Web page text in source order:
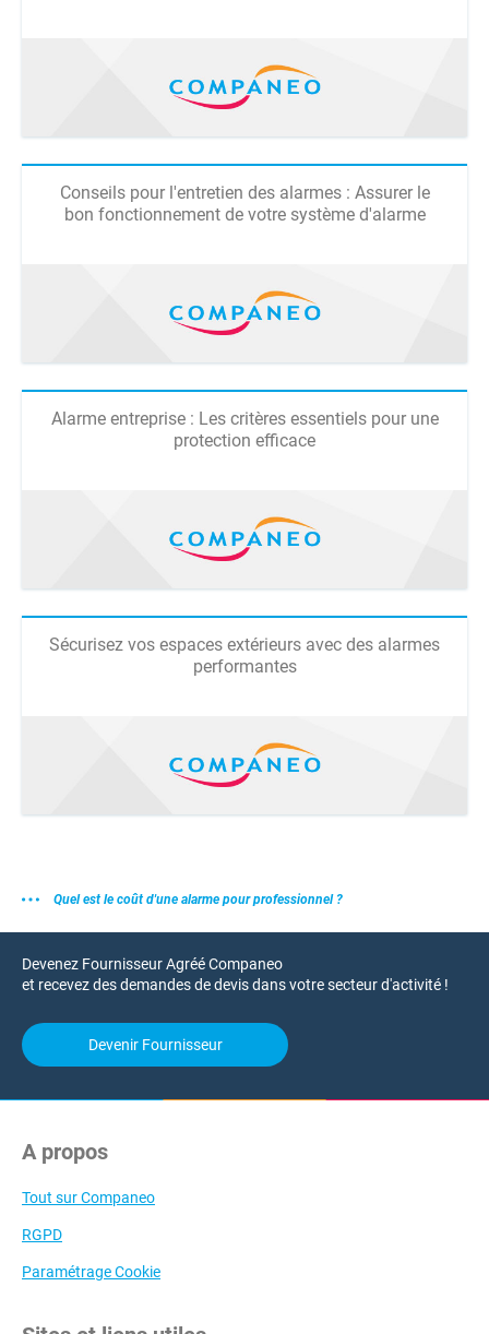
Conseils pour l'entretien des alarmes : Assurer le
bon fonctionnement de votre système d'alarme
Alarme entreprise : Les critères essentiels pour une
protection efficace
Sécurisez vos espaces extérieurs avec des alarmes
performantes
Quel est le coût d'une alarme pour professionnel ?
Devenez Fournisseur Agréé Companeo
et recevez des demandes de devis dans votre secteur d'activité !
Devenir Fournisseur
A propos
Tout sur Companeo
RGPD
Paramétrage Cookie